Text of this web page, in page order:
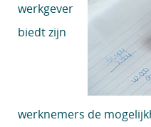
werkgever
biedt zijn
werknemers de